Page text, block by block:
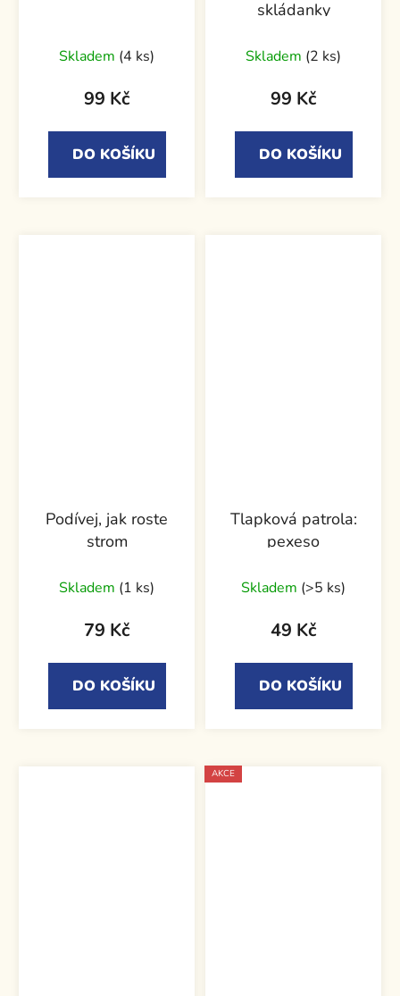
Skladem (4 ks)
99 Kč
DO KOŠÍKU
skládanky
Skladem (2 ks)
99 Kč
DO KOŠÍKU
Podívej, jak roste
strom
Skladem (1 ks)
79 Kč
DO KOŠÍKU
Tlapková patrola:
pexeso
Skladem (>5 ks)
49 Kč
DO KOŠÍKU
AKCE